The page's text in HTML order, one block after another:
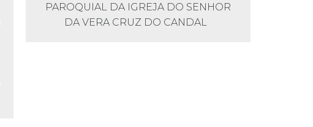
PAROQUIAL DA IGREJA DO SENHOR
DA VERA CRUZ DO CANDAL